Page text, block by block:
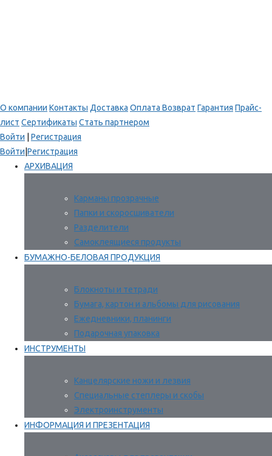
О компании Контакты Доставка Оплата Возврат Гарантия Прайс-
лист Сертификаты Стать партнером
Войти
Регистрация
Войти Регистрация
АРХИВАЦИЯ
Карманы прозрачные
Папки и скоросшиватели
Разделители
Самоклеящиеся продукты
БУМАЖНО-БЕЛОВАЯ ПРОДУКЦИЯ
Блокноты и тетради
Бумага, картон и альбомы для рисования
Ежедневники, планинги
Подарочная упаковка
ИНСТРУМЕНТЫ
Канцелярские ножи и лезвия
Специальные степлеры и скобы
Электроинструменты
ИНФОРМАЦИЯ И ПРЕЗЕНТАЦИЯ